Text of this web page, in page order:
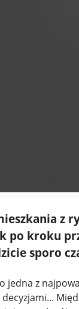
z
po kroku
sporo
jedna z